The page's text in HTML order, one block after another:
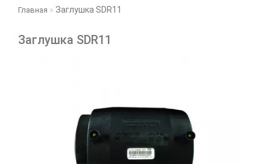
Главная Заглушка SDR11
Заглушка SDR11